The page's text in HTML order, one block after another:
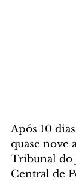
Após 10
quase nove
Tribunal do
Central de